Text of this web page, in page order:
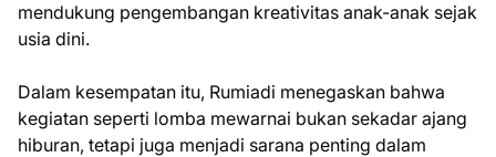
mendukung pengembangan kreativitas anak-anak sejak
usia dini.
Dalam kesempatan itu, Rumiadi menegaskan bahwa
kegiatan seperti lomba mewarnai bukan sekadar ajang
hiburan, tetapi juga menjadi sarana penting dalam